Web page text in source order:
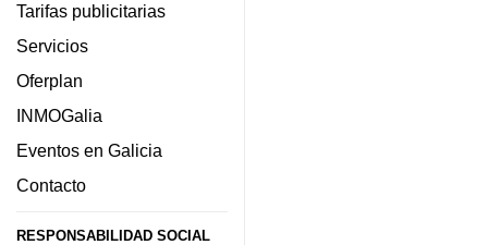
Tarifas publicitarias
Servicios
Oferplan
INMOGalia
Eventos en Galicia
Contacto
RESPONSABILIDAD SOCIAL